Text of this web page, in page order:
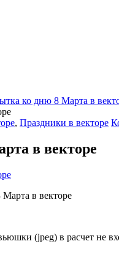
ко дню 8 Марта в
, Праздники в векторе
в векторе
в векторе
(jpeg) в расчет не